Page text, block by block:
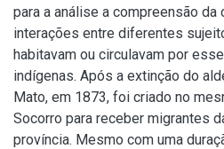
para a análise a compreensão da
interações entre diferentes
habitavam ou circulavam por
indígenas. Após a extinção do
Mato, em 1873, foi criado no
Socorro para receber migrantes
província. Mesmo com uma